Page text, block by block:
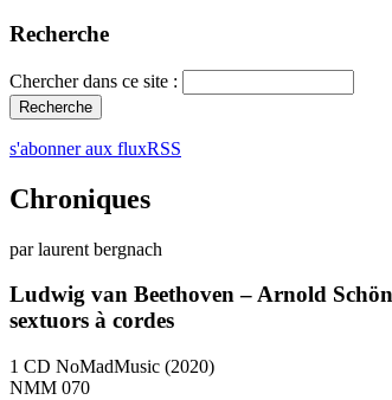
Recherche
Chercher dans ce site :
s'abonner aux fluxRSS
Chroniques
par laurent bergnach
Ludwig van Beethoven – Arnold
sextuors à cordes
1 CD NoMadMusic (2020)
NMM 070